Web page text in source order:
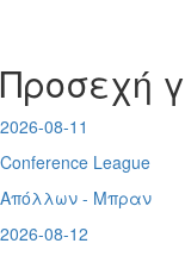
Προσεχή
2026-08-11
Conference League
Απόλλων - Μπραν
2026-08-12